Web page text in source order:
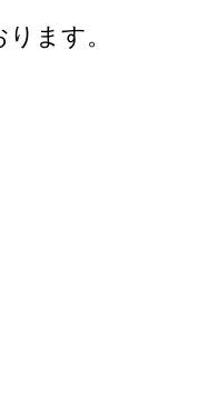
ます。